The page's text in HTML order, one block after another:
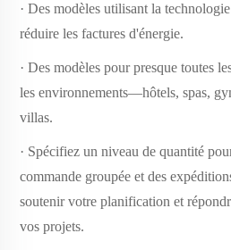
· Des modèles utilisant la
réduire les factures d'énergie.
· Des modèles pour presque toutes
les environnements—hôtels, spas,
villas.
· Spécifiez un niveau de quantité
commande groupée et des
soutenir votre planification et
vos projets.